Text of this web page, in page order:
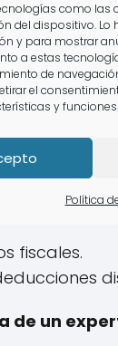
como las
del dispositivo. Lo
y para mostrar
a estas
de
el
y funciones.
Política
Renta
la opción
o "número
fiscales.
de un